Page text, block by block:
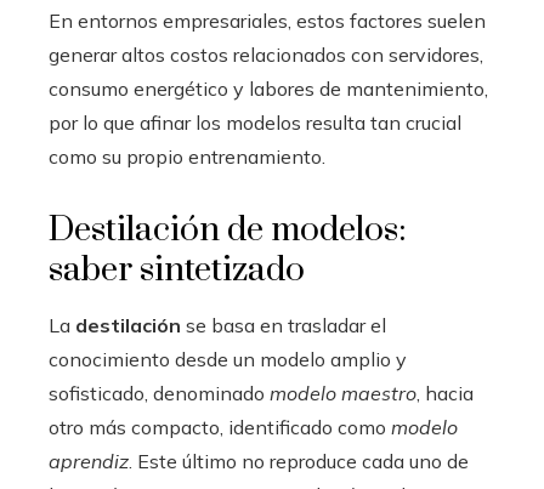
En entornos empresariales, estos factores suelen
generar altos costos relacionados con servidores,
consumo energético y labores de mantenimiento,
por lo que afinar los modelos resulta tan crucial
como su propio entrenamiento.
Destilación de modelos:
saber sintetizado
La destilación se basa en trasladar el
conocimiento desde un modelo amplio y
sofisticado, denominado modelo maestro, hacia
otro más compacto, identificado como modelo
aprendiz. Este último no reproduce cada uno de